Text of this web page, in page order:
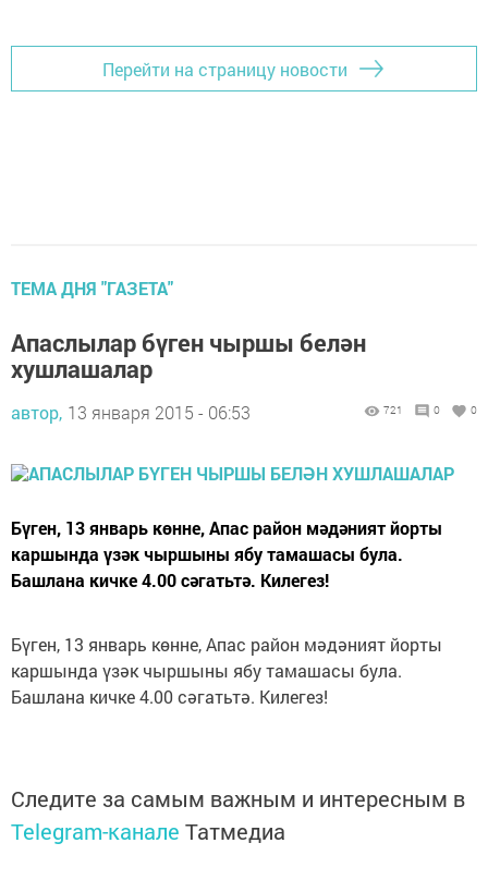
Перейти на страницу новости
ТЕМА ДНЯ "ГАЗЕТА"
Апаслылар бүген чыршы белән
хушлашалар
автор, 13 января 2015 - 06:53 721 0 0
Бүген, 13 январь көнне, Апас район мәдәният йорты
каршында үзәк чыршыны ябу тамашасы була.
Башлана кичке 4.00 сәгатьтә. Килегез!
Бүген, 13 январь көнне, Апас район мәдәният йорты
каршында үзәк чыршыны ябу тамашасы була.
Башлана кичке 4.00 сәгатьтә. Килегез!
Следите за самым важным и интересным в
Telegram-канале Татмедиа